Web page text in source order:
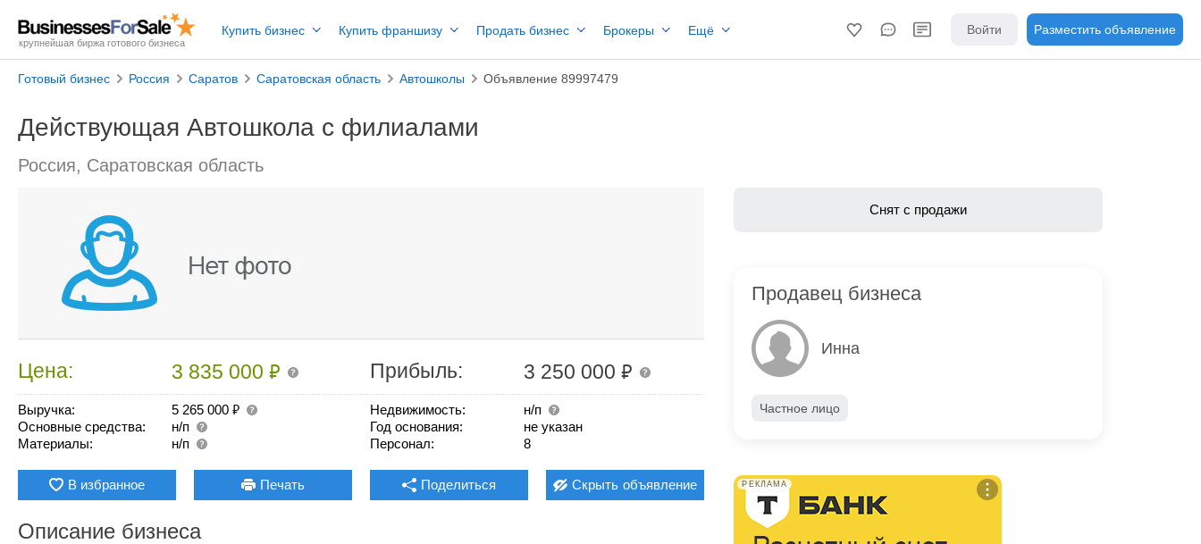
крупнейшая биржа готового бизнеса
Купить бизнес Купить франшизу Продать бизнес Брокеры Ещё Войти Разместить объявление
Готовый бизнес Россия Саратов Саратовская область Автошколы Объявление 89997479
Действующая Автошкола с филиалами
Россия, Саратовская область
Цена: 3 835 000₽ Прибыль: 3 250 000 ₽
Выручка: 5 265 000₽
Основные средства:
н/п
Материалы:
н/п
Недвижимость:
н/п
Год основания:
не указан
Персонал:
8
В избранное Печать Поделиться Скрыть объявление
Описание бизнеса
Снят с продажи
Продавец бизнеса
Инна
Частное лицо
РЕКЛАМА